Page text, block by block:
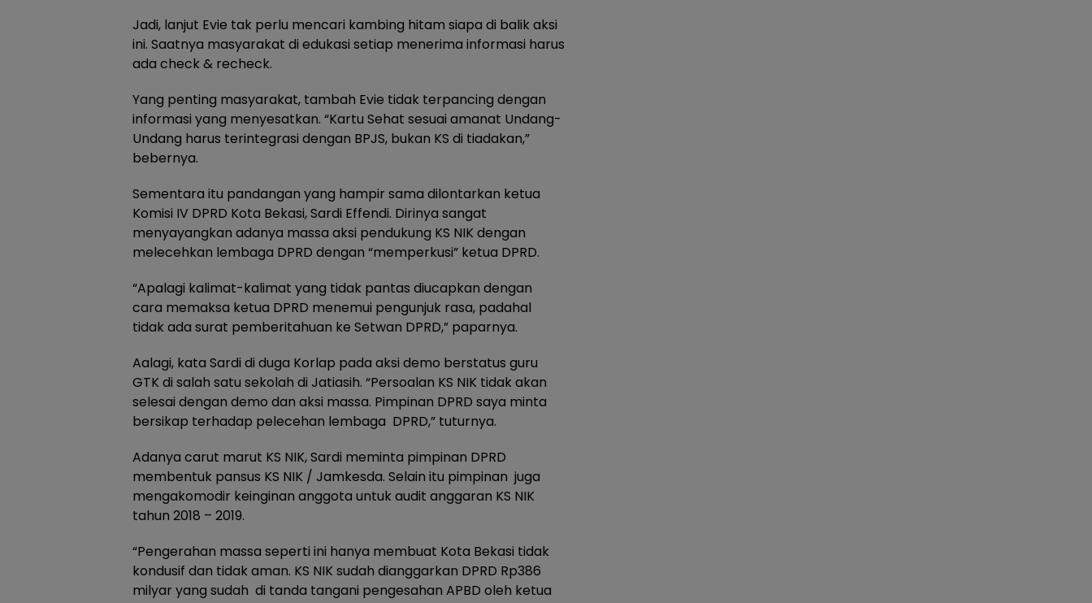
Jadi, lanjut Evie tak perlu mencari kambing hitam siapa di balik aksi
ini. Saatnya masyarakat di edukasi setiap menerima informasi harus
ada check & recheck.
Yang penting masyarakat, tambah Evie tidak terpancing dengan
informasi yang menyesatkan. “Kartu Sehat sesuai amanat Undang-
Undang harus terintegrasi dengan BPJS, bukan KS di tiadakan,”
bebernya.
Sementara itu pandangan yang hampir sama dilontarkan ketua
Komisi IV DPRD Kota Bekasi, Sardi Effendi. Dirinya sangat
menyayangkan adanya massa aksi pendukung KS NIK dengan
melecehkan lembaga DPRD dengan “memperkusi” ketua DPRD.
“Apalagi kalimat-kalimat yang tidak pantas diucapkan dengan
cara memaksa ketua DPRD menemui pengunjuk rasa, padahal
tidak ada surat pemberitahuan ke Setwan DPRD,” paparnya.
Aalagi, kata Sardi di duga Korlap pada aksi demo berstatus guru
GTK di salah satu sekolah di Jatiasih. “Persoalan KS NIK tidak akan
selesai dengan demo dan aksi massa. Pimpinan DPRD saya minta
bersikap terhadap pelecehan lembaga DPRD,” tuturnya.
Adanya carut marut KS NIK, Sardi meminta pimpinan DPRD
membentuk pansus KS NIK / Jamkesda. Selain itu pimpinan juga
mengakomodir keinginan anggota untuk audit anggaran KS NIK
tahun 2018 – 2019.
“Pengerahan massa seperti ini hanya membuat Kota Bekasi tidak
kondusif dan tidak aman. KS NIK sudah dianggarkan DPRD Rp386
milyar yang sudah di tanda tangani pengesahan APBD oleh ketua